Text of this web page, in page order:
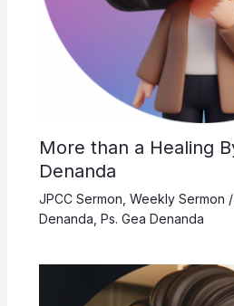
More than a Healing
Denanda
JPCC Sermon Weekly Sermon /
Denanda Ps. Gea Denanda